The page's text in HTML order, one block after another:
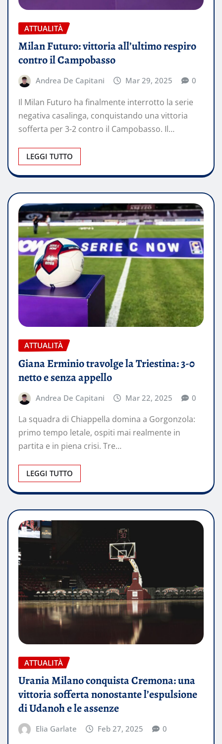
ATTUALITÀ
Milan Futuro: vittoria all’ultimo respiro
contro il Campobasso
Andrea De Capitani Mar 29, 2025 0
Il Milan Futuro ha finalmente interrotto la serie
negativa casalinga, conquistando una vittoria
sofferta per 3-2 contro il Campobasso. Il…
LEGGI TUTTO
ATTUALITÀ
Giana Erminio travolge la Triestina: 3-0
netto e senza appello
Andrea De Capitani Mar 22, 2025 0
La squadra di Chiappella domina a Gorgonzola:
primo tempo letale, ospiti mai realmente in
partita e in piena crisi. Tre…
LEGGI TUTTO
ATTUALITÀ
Urania Milano conquista Cremona: una
vittoria sofferta nonostante l’espulsione
di Udanoh e le assenze
Elia Garlate Feb 27, 2025 0